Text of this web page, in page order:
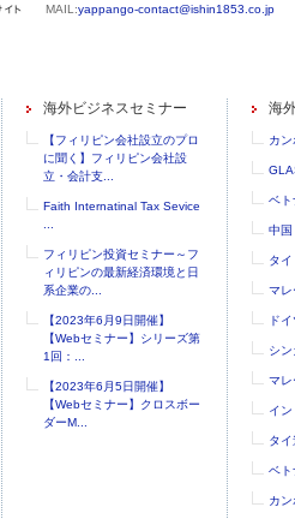
MAIL:yappango-contact@ishin1853.co.jp
海外ビジネスセミナー
【フィリピン会社設立のプロ
に聞く】フィリピン会社設
立・会計支...
Faith Internatinal Tax Sevice
フィリピン投資セミナー～フ
ィリピンの最新経済環境と日
系企業の...
【2023年6月9日開催】
【Webセミナー】シリーズ第
1回：...
【2023年6月5日開催】
【Webセミナー】クロスボー
ダーM...
海
カン
ベト
中国
タイ
マレ
ド
シ
マレ
イ
タ
ベト
カ